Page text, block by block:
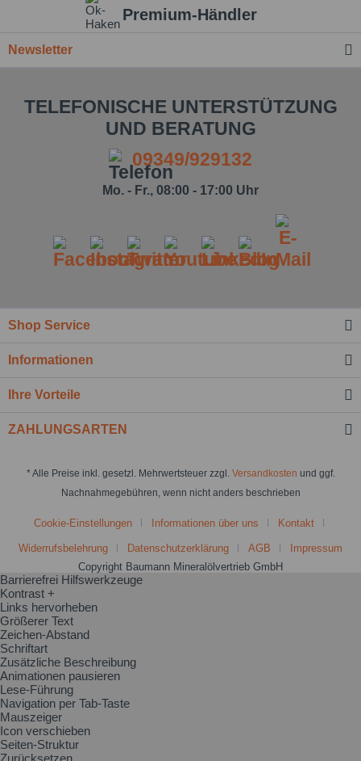
Premium-Händler
Newsletter
TELEFONISCHE UNTERSTÜTZUNG
UND BERATUNG
09349/929132
Mo. - Fr., 08:00 - 17:00 Uhr
Shop Service
Informationen
Ihre Vorteile
ZAHLUNGSARTEN
* Alle Preise inkl. gesetzl. Mehrwertsteuer zzgl. Versandkosten und ggf.
Nachnahmegebühren, wenn nicht anders beschrieben
Cookie-Einstellungen Informationen über uns Kontakt
Widerrufsbelehrung Datenschutzerklärung AGB
Impressum
Copyright Baumann Mineralölvertrieb GmbH
Barrierefrei Hilfswerkzeuge
Kontrast +
Links hervorheben
Größerer Text
Zeichen-Abstand
Schriftart
Zusätzliche Beschreibung
Animationen pausieren
Lese-Führung
Navigation per Tab-Taste
Mauszeiger
Icon verschieben
Seiten-Struktur